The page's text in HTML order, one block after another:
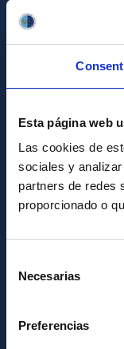
Esta página web
Las cookies de
sociales y
partners de redes
proporcionado o
Necesarias
Preferencias